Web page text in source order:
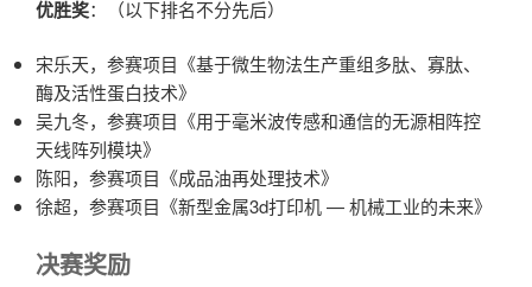
优胜奖：（以下排名不分先后）
宋乐天，参赛项目《基于微生物法生产重组多肽、寡肽、
酶及活性蛋白技术》
吴九冬，参赛项目《用于毫米波传感和通信的无源相阵控
天线阵列模块》
陈阳，参赛项目《成品油再处理技术》
徐超，参赛项目《新型金属3d打印机 — 机械工业的未来》
决赛奖励